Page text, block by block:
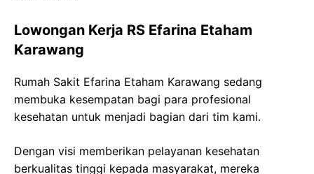
Lowongan Kerja RS Efarina Etaham
Karawang
Rumah Sakit Efarina Etaham Karawang sedang
membuka kesempatan bagi para profesional
kesehatan untuk menjadi bagian dari tim kami.
Dengan visi memberikan pelayanan kesehatan
berkualitas tinggi kepada masyarakat, mereka